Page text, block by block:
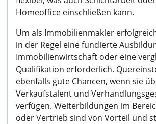
Homeoffice einschließen kann.
Um als Immobilienmakler
in der Regel eine fundierte
Immobilienwirtschaft oder eine
Qualifikation erforderlich.
ebenfalls gute Chancen, wenn sie
Verkaufstalent und
verfügen. Weiterbildungen im
oder Vertrieb sind von Vorteil und